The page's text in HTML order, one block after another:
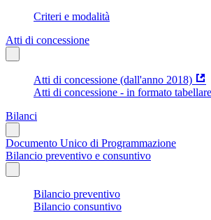
Criteri e modalità
Atti di concessione
Atti di concessione (dall'anno 2018)
Atti di concessione - in formato tabellare
Bilanci
Documento Unico di Programmazione
Bilancio preventivo e consuntivo
Bilancio preventivo
Bilancio consuntivo